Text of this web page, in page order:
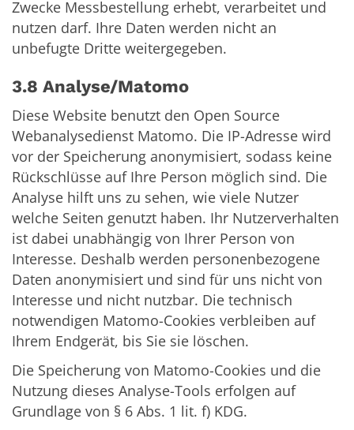
Zwecke Messbestellung erhebt, verarbeitet und
nutzen darf. Ihre Daten werden nicht an
unbefugte Dritte weitergegeben.
3.8 Analyse/Matomo
Diese Website benutzt den Open Source
Webanalysedienst Matomo. Die IP-Adresse wird
vor der Speicherung anonymisiert, sodass keine
Rückschlüsse auf Ihre Person möglich sind. Die
Analyse hilft uns zu sehen, wie viele Nutzer
welche Seiten genutzt haben. Ihr Nutzerverhalten
ist dabei unabhängig von Ihrer Person von
Interesse. Deshalb werden personenbezogene
Daten anonymisiert und sind für uns nicht von
Interesse und nicht nutzbar. Die technisch
notwendigen Matomo-Cookies verbleiben auf
Ihrem Endgerät, bis Sie sie löschen.
Die Speicherung von Matomo-Cookies und die
Nutzung dieses Analyse-Tools erfolgen auf
Grundlage von § 6 Abs. 1 lit. f) KDG.